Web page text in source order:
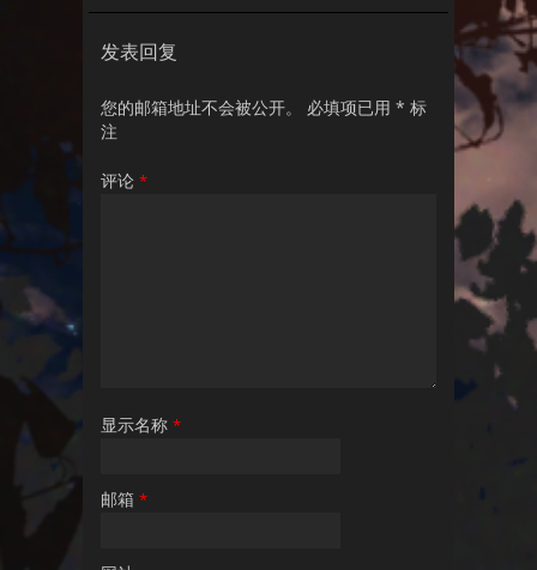
发表回复
您的邮箱地址不会被公开。 必填项已用 * 标
注
评论 *
显示名称 *
邮箱 *